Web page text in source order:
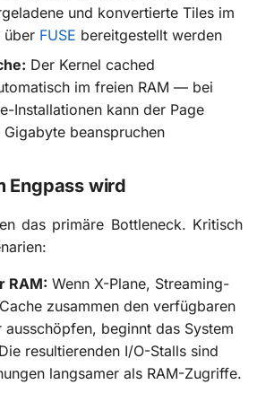
und konvertierte Tiles im
über FUSE bereitgestellt werden
Der Kernel cached
im freien RAM — bei
Installationen kann der Page
Gigabyte beanspruchen
Engpass wird
das primäre Bottleneck. Kritisch
RAM: Wenn X-Plane, Streaming-
zusammen den verfügbaren
ausschöpfen, beginnt das System
resultierenden I/O-Stalls sind
langsamer als RAM-Zugriffe.